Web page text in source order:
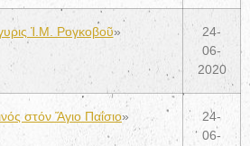
Ἱ.Μ. Ρογκοβοῦ»
24-
06-
2020
στόν Ἅγιο Παΐσιο»
24-
06-